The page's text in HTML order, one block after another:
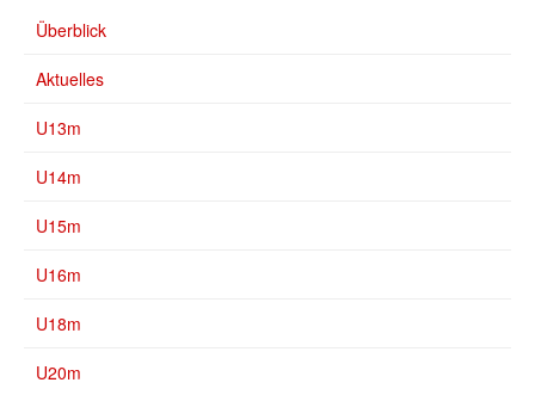
Überblick
Aktuelles
U13m
U14m
U15m
U16m
U18m
U20m